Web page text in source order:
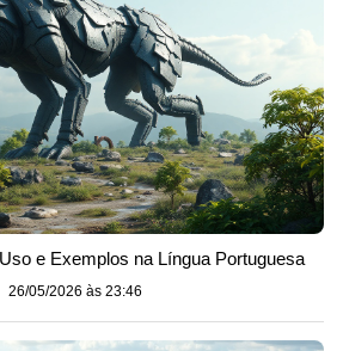
e Exemplos na Língua Portuguesa
26/05/2026 às 23:46